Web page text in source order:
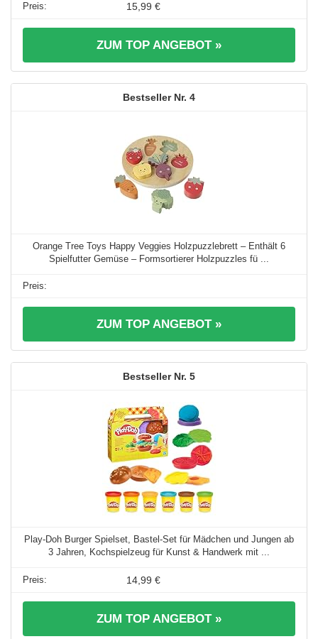
15,99 €
ZUM TOP ANGEBOT »
4
Orange Tree Toys Happy Veggies Holzpuzzlebrett – Enthält 6
Spielfutter Gemüse – Formsortierer Holzpuzzles fü ...
ZUM TOP ANGEBOT »
5
Play-Doh Burger Spielset, Bastel-Set für Mädchen und Jungen ab
3 Jahren, Kochspielzeug für Kunst & Handwerk mit ...
14,99 €
ZUM TOP ANGEBOT »